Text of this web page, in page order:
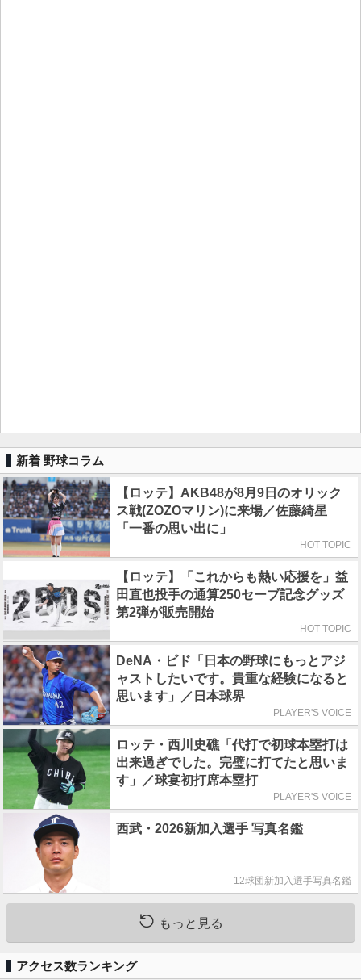
新着 野球コラム
【ロッテ】AKB48が8月9日のオリック
ス戦(ZOZOマリン)に来場／佐藤綺星
「一番の思い出に」
HOT TOPIC
【ロッテ】「これからも熱い応援を」益
田直也投手の通算250セーブ記念グッズ
第2弾が販売開始
HOT TOPIC
DeNA・ビド「日本の野球にもっとアジ
ャストしたいです。貴重な経験になると
思います」／日本球界
PLAYER'S VOICE
ロッテ・西川史礁「代打で初球本塁打は
出来過ぎでした。完璧に打てたと思いま
す」／球宴初打席本塁打
PLAYER'S VOICE
西武・2026新加入選手 写真名鑑
12球団新加入選手写真名鑑
もっと見る
アクセス数ランキング